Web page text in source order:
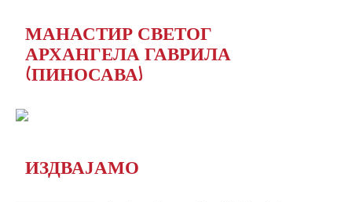
МАНАСТИР СВЕТОГ
АРХАНГЕЛА ГАВРИЛА
(ПИНОСАВА)
ИЗДВАЈАМО